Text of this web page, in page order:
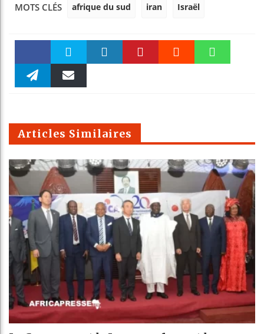
MOTS CLÉS afrique du sud iran Israël
Faceboo Twitter
m
Articles Similaires